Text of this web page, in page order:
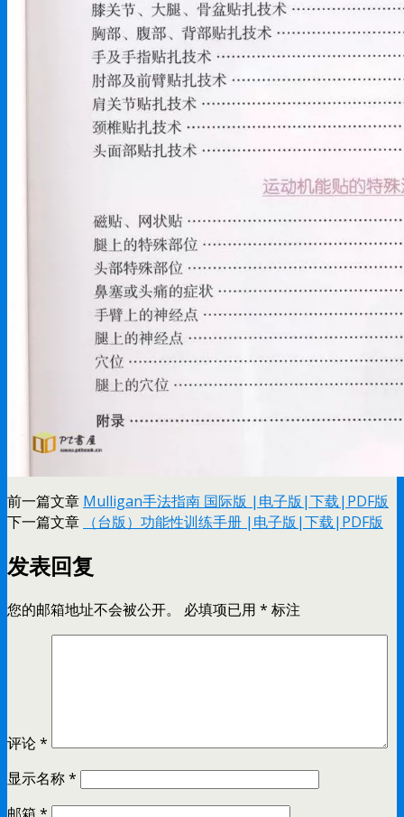
前一篇文章 Mulligan手法指南 国际版 |电子版|下载|PDF版
下一篇文章
（台版）功能性训练手册 |电子版|下载|PDF版
发表回复
您的邮箱地址不会被公开。 必填项已用 * 标注
评论*
显示名称*